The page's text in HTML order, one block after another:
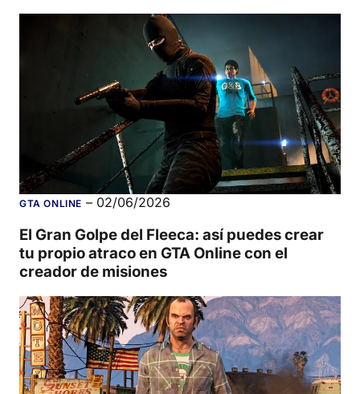
GTA ONLINE – 02/06/2026
El Gran Golpe del Fleeca: así puedes crear
tu propio atraco en GTA Online con el
creador de misiones